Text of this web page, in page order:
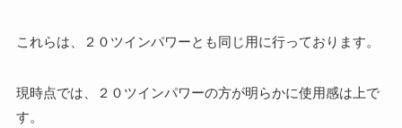
これらは、２０ツインパワーとも同じ用に行っております。
現時点では、２０ツインパワーの方が明らかに使用感は上で
す。